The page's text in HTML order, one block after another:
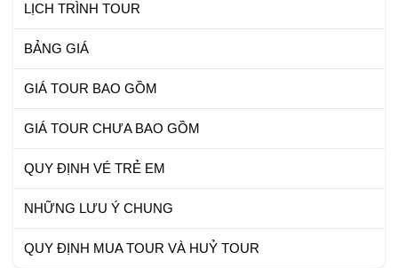
LỊCH TRÌNH TOUR
BẢNG GIÁ
GIÁ TOUR BAO GỒM
GIÁ TOUR CHƯA BAO GỒM
QUY ĐỊNH VÉ TRẺ EM
NHỮNG LƯU Ý CHUNG
QUY ĐỊNH MUA TOUR VÀ HUỶ TOUR